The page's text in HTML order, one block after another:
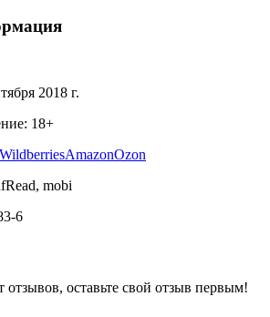
2018 г.
18+
WildberriesAmazonOzon
mobi
6
оставьте свой отзыв первым!